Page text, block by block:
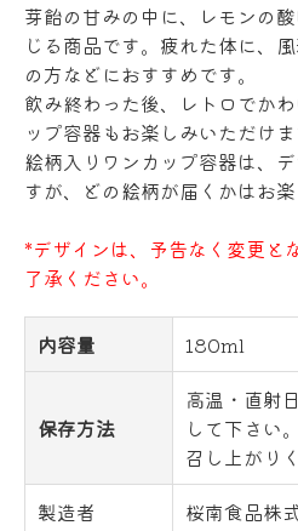
芽飴の甘みの中に、レモンの
じる商品です。疲れた体に、
の方などにおすすめです。
飲み終わった後、レトロでか
ップ容器もお楽しみいただけま
絵柄入りワンカップ容器は、
すが、どの絵柄が届くかはお
*デザインは、予告なく変更と
了承ください。
内容量 180ml
保存方法
高温・直射
して下さい
召し上がり
製造者
桜南食品株